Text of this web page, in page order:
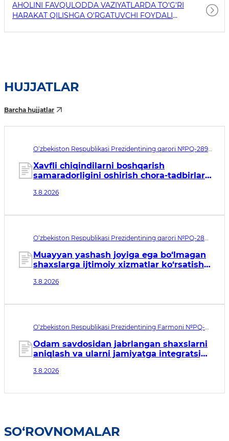
AHOLINI FAVQULODDA VAZIYATLARDA TO'G'RI
HARAKAT QILISHGA O'RGATUVCHI FOYDALI
HUJJATLAR
Barcha hujjatlar
O‘zbekiston Respublikasi Prezidentining qarori №PQ-289.
04.08.2026
Xavfli chiqindilarni boshqarish
samaradorligini oshirish chora-tadbirlari
3.8.2026
O‘zbekiston Respublikasi Prezidentining qarori №PQ-288.
04.08.2026
Muayyan yashash joyiga ega bo‘lmagan
shaxslarga ijtimoiy xizmatlar ko‘rsatish
3.8.2026
O‘zbekiston Respublikasi Prezidentining Farmoni №PQ-
04.08.2026
Odam savdosidan jabrlangan shaxslarni
aniqlash va ularni jamiyatga integratsiya
takomillashtirishga qaratilgan
3.8.2026
SO‘ROVNOMALAR